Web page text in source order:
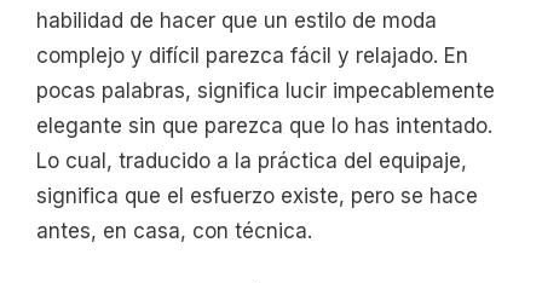
habilidad de hacer que un estilo de moda
complejo y difícil parezca fácil y relajado. En
pocas palabras, significa lucir impecablemente
elegante sin que parezca que lo has intentado.
Lo cual, traducido a la práctica del equipaje,
significa que el esfuerzo existe, pero se hace
antes, en casa, con técnica.